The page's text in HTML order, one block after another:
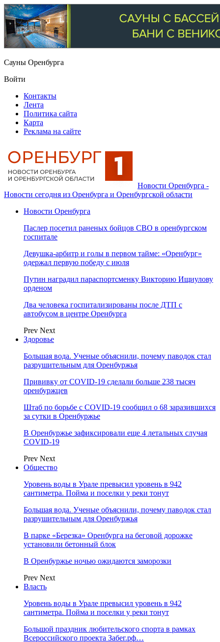
Сауны Оренбурга
Войти
Контакты
Лента
Политика сайта
Карта
Реклама на сайте
Новости Оренбурга -
Новости сегодня из Оренбурга и Оренбургской области
Новости Оренбурга
Паслер посетил раненых бойцов СВО в оренбургском
госпитале
Девушка-арбитр и голы в первом тайме: «Оренбург»
одержал первую победу с июля
Путин наградил параспортсменку Викторию Ищиулову
орденом
Два человека госпитализированы после ДТП с
автобусом в центре Оренбурга
Prev Next
Здоровье
Большая вода. Ученые объяснили, почему паводок стал
разрушительным для Оренбуржья
Прививку от COVID-19 сделали больше 238 тысяч
оренбуржцев
Штаб по борьбе с СOVID-19 сообщил о 68 заразившихся
за сутки в Оренбуржье
В Оренбуржье зафиксировали еще 4 летальных случая
COVID-19
Prev Next
Общество
Уровень воды в Урале превысил уровень в 942
сантиметра. Пойма и поселки у реки тонут
Большая вода. Ученые объяснили, почему паводок стал
разрушительным для Оренбуржья
В парке «Березка» Оренбурга на беговой дорожке
установили бетонный блок
В Оренбуржье ночью ожидаются заморозки
Prev Next
Власть
Уровень воды в Урале превысил уровень в 942
сантиметра. Пойма и поселки у реки тонут
Большой праздник любительского спорта в рамках
Всероссийского проекта Забег.рф…